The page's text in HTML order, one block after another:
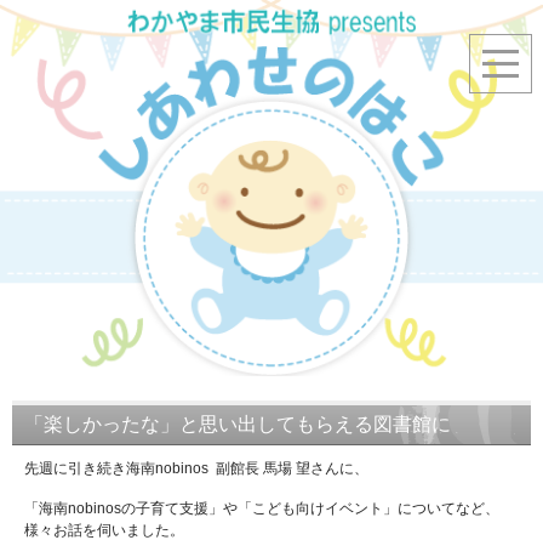
「楽しかったな」と思い出してもらえる図書館に
先週に引き続き海南nobinos 副館長 馬場 望さんに、
「海南nobinosの子育て支援」や「こども向けイベント」についてなど、
様々お話を伺いました。